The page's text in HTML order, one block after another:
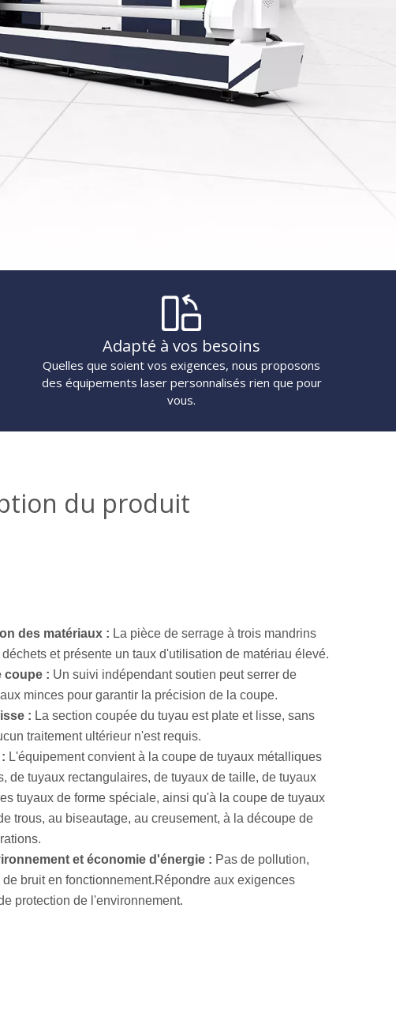
Adapté à vos besoins
Quelles que soient vos exigences, nous proposons
des équipements laser personnalisés rien que pour
vous.
du produit
des matériaux : La pièce de serrage à trois mandrins
et présente un taux d'utilisation de matériau élevé.
coupe : Un suivi indépendant soutien peut serrer de
minces pour garantir la précision de la coupe.
: La section coupée du tuyau est plate et lisse, sans
traitement ultérieur n'est requis.
L'équipement convient à la coupe de tuyaux métalliques
de tuyaux rectangulaires, de tuyaux de taille, de tuyaux
tuyaux de forme spéciale, ainsi qu'à la coupe de tuyaux
trous, au biseautage, au creusement, à la découpe de
et économie d'énergie : Pas de pollution,
bruit en fonctionnement.Répondre aux exigences
protection de l'environnement.